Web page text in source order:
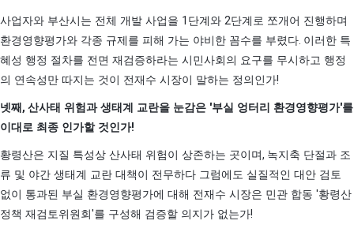
사업자와 부산시는 전체 개발 사업을 1 단계와 2단계로 쪼개어 진행하며
환경영향평가와 각종 규제를 피해 가는 야비한 꼼수를 부렸다 이러한 특
혜성 행정 절차를 전면 재검증하라는 시민사회의 요구를 무시하고 행정
의 연속성만 따지는 것이 전재수 시장이 말하는 정의인가!
넷째 , 산사태 위험과 생태계 교란을 눈감은 '부실 엉터리 환경영향평가'를
이대로 최종 인가할 것인가!
황령산은 지질 특성상 산사태 위험이 상존하는 곳이며 , 녹지축 단절과 조
류 및 야간 생태계 교란 대책이 전무하다 그럼에도 실질적인 대안 검토
없이 통과된 부실 환경영향평가에 대해 전재수 시장은 민관 합동 '황령산
정책 재검토위원회 '를 구성해 검증할 의지가 없는가!